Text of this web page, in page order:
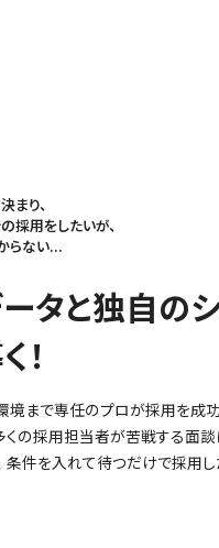
まり、
採用をしたいが、
らない...
タと独自の
！
まで専任のプロが採用を成
多くの採用担当者が苦戦する面
条件を入れて待つだけで採用